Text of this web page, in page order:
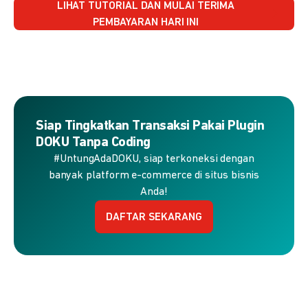
LIHAT TUTORIAL DAN MULAI TERIMA
PEMBAYARAN HARI INI
Siap Tingkatkan Transaksi Pakai Plugin
DOKU Tanpa Coding
#UntungAdaDOKU, siap terkoneksi dengan
banyak platform e-commerce di situs bisnis
Anda!
DAFTAR SEKARANG